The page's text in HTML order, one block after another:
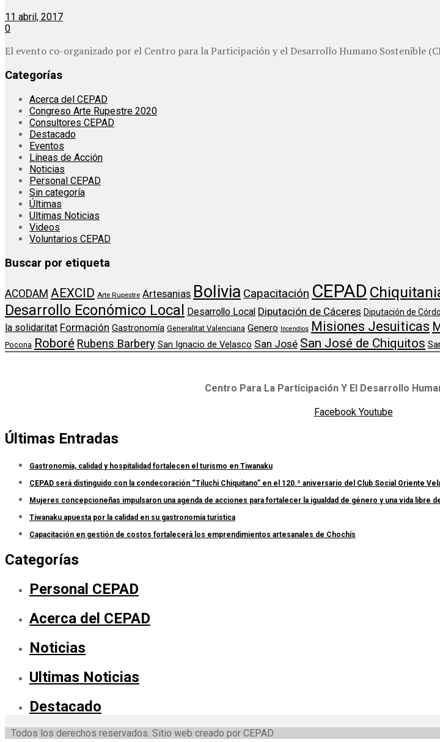
11 abril, 2017
0
El evento co-organizado por el Centro para la Participación y el Desarrollo Humano Sostenible
Categorías
Acerca del CEPAD
Congreso Arte Rupestre 2020
Consultores CEPAD
Destacado
Eventos
Líneas de Acción
Noticias
Personal CEPAD
Sin categoría
Últimas
Ultimas Noticias
Videos
Voluntarios CEPAD
Buscar por etiqueta
ACODAM AEXCID Arte Rupestre Artesanias Bolivia Capacitación CEPAD
Desarrollo Económico Local Desarrollo Local Diputación de Cáceres Diputación de
la solidaritat Formación Gastronomía Generalitat Valenciana Genero Incendios Misiones Jesuiticas
Pocona Roboré Rubens Barbery San Ignacio de Velasco San José San José de Chiquitos
Centro Para La Participación Y El Desarrollo
Facebook Youtube
Últimas Entradas
Gastronomía, calidad y hospitalidad fortalecen el turismo en Tiwanaku
CEPAD será distinguido con la condecoración “Tiluchi Chiquitano” en el 120.º aniversario del Club Social Oriente
Mujeres concepcioneñas impulsaron una agenda de acciones para fortalecer la igualdad de género y una vida libre
Tiwanaku apuesta por la calidad en su gastronomía turística
Capacitación en gestión de costos fortalecerá los emprendimientos artesanales de Chochís
Categorías
Personal CEPAD
Acerca del CEPAD
Noticias
Ultimas Noticias
Destacado
Todos los derechos reservados. Sitio web creado por CEPAD